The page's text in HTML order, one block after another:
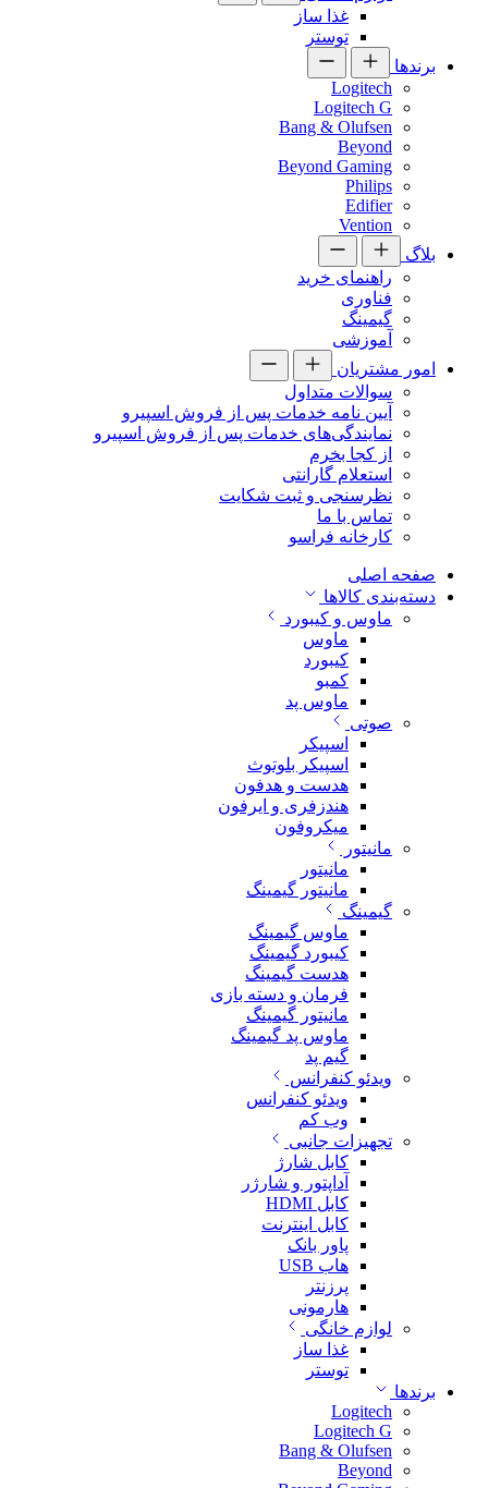
غذا ساز
توستر
برندها
Logitech
Logitech G
Bang & Olufsen
Beyond
Beyond Gaming
Philips
Edifier
Vention
بلاگ
راهنمای خرید
فناوری
گیمینگ
آموزشی
امور مشتریان
سوالات متداول
آیین نامه خدمات پس از فروش اسپیرو
نمایندگی‌های خدمات پس از فروش اسپیرو
از کجا بخرم
استعلام گارانتی
نظرسنجی و ثبت شکایت
تماس با ما
کارخانه فراسو
صفحه اصلی
دسته‌بندی کالاها
ماوس و کیبورد
ماوس
کیبورد
کمبو
ماوس پد
صوتی
اسپیکر
اسپیکر بلوتوث
هدست و هدفون
هندزفری و ایرفون
میکروفون
مانیتور
مانیتور
مانیتور گیمینگ
گیمینگ
ماوس گیمینگ
کیبورد گیمینگ
هدست گیمینگ
فرمان و دسته بازی
مانیتور گیمینگ
ماوس پد گیمینگ
گیم پد
ویدئو کنفرانس
ویدئو کنفرانس
وب کم
تجهیزات جانبی
کابل شارژ
آداپتور و شارژر
کابل HDMI
کابل اینترنت
پاور بانک
هاب USB
پرزنتر
هارمونی
لوازم خانگی
غذا ساز
توستر
برندها
Logitech
Logitech G
Bang & Olufsen
Beyond